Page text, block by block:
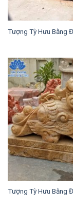
Tượng Tỳ Hưu Bằng
Tượng Tỳ Hưu Bằng